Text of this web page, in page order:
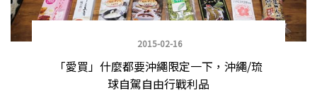
2015-02-16
「愛買」什麼都要沖繩限定一下，沖繩/琉
球自駕自由行戰利品